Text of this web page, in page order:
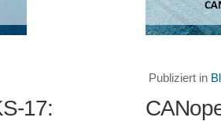
17:
Publiziert in